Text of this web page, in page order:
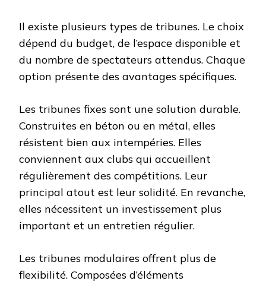
Il existe plusieurs types de tribunes. Le choix
dépend du budget, de l’espace disponible et
du nombre de spectateurs attendus. Chaque
option présente des avantages spécifiques.
Les tribunes fixes sont une solution durable.
Construites en béton ou en métal, elles
résistent bien aux intempéries. Elles
conviennent aux clubs qui accueillent
régulièrement des compétitions. Leur
principal atout est leur solidité. En revanche,
elles nécessitent un investissement plus
important et un entretien régulier.
Les tribunes modulaires offrent plus de
flexibilité. Composées d’éléments